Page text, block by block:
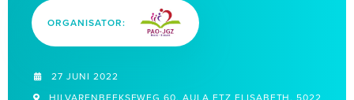
ORGANISATOR:
27 JUNI 2022
HILVARENBEEKSEWEG 60, AULA ETZ ELISABETH, 5022